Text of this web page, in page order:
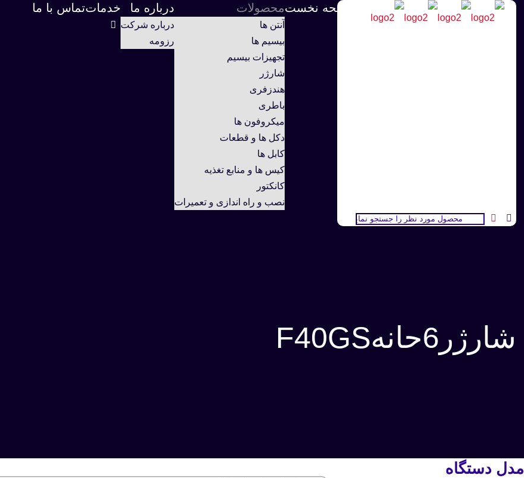
صفحه نخستمحصولات
آنتن ها
بیسیم ها
تجهیزات بیسیم
شارژر
هندزفری
باطری
میکروفون ها
دکل ها و قطعات
کابل ها
کیس ها و منابع تغذیه
کانکتور
نصب و راه اندازی و تعمیرات
درباره ما
درباره شرکت
رزومه
خدماتتماس با ما
شارژر6حانهF40GS
مدل دستگاه